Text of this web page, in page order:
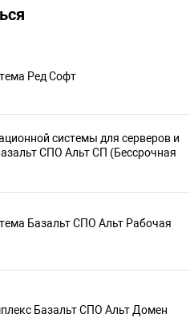
Ред Софт
системы для серверов и
СПО Альт СП (Бессрочная
Базальт СПО Альт Рабочая
Базальт СПО Альт Домен